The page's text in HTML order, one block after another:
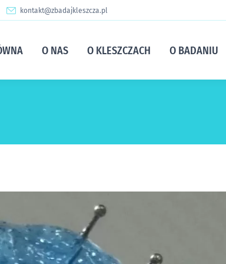
kontakt@zbadajkleszcza.pl
O NAS O KLESZCZACH O BADANIU